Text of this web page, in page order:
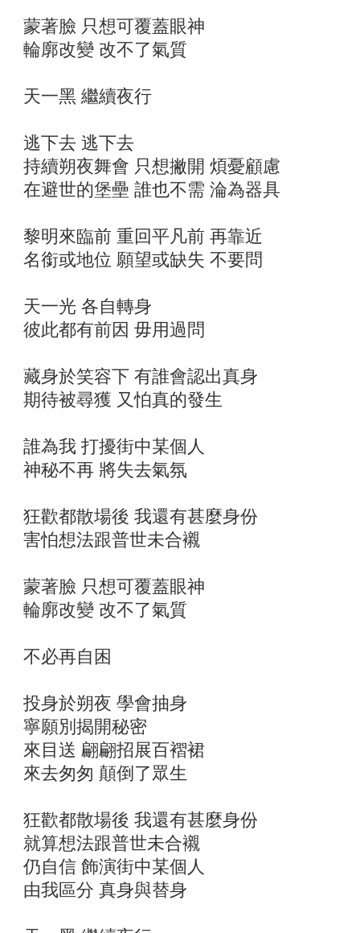
蒙著臉 只想可覆蓋眼神
輪廓改變 改不了氣質
天一黑 繼續夜行
逃下去 逃下去
持續朔夜舞會 只想撇開 煩憂顧慮
在避世的堡壘 誰也不需 淪為器具
黎明來臨前 重回平凡前 再靠近
名銜或地位 願望或缺失 不要問
天一光 各自轉身
彼此都有前因 毋用過問
藏身於笑容下 有誰會認出真身
期待被尋獲 又怕真的發生
誰為我 打擾街中某個人
神秘不再 將失去氣氛
狂歡都散場後 我還有甚麼身份
害怕想法跟普世未合襯
蒙著臉 只想可覆蓋眼神
輪廓改變 改不了氣質
不必再自困
投身於朔夜 學會抽身
寧願別揭開秘密
來目送 翩翩招展百褶裙
來去匆匆 顛倒了眾生
狂歡都散場後 我還有甚麼身份
就算想法跟普世未合襯
仍自信 飾演街中某個人
由我區分 真身與替身